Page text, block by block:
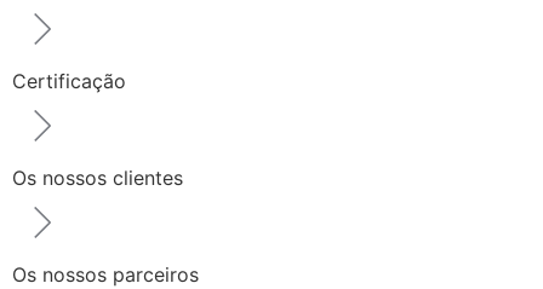
Certificação
Os nossos clientes
Os nossos parceiros